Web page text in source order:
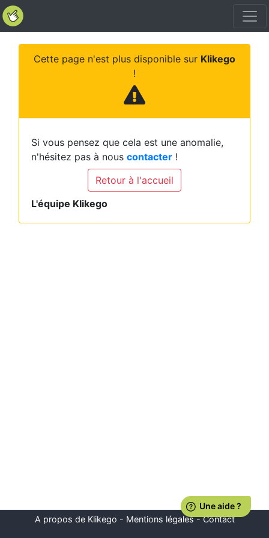
Cette page n'est plus disponible sur Klikego
!
Si vous pensez que cela est une anomalie,
n'hésitez pas à nous contacter !
Retour à l'accueil
L'équipe Klikego
A propos de Klikego - Mentions légales-Contact